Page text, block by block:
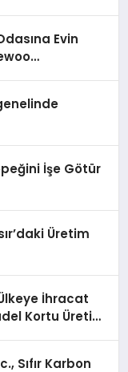
Evin
İşe Götür
Üretim
İhracat
Kortu Üretim
Sıfır Karbon